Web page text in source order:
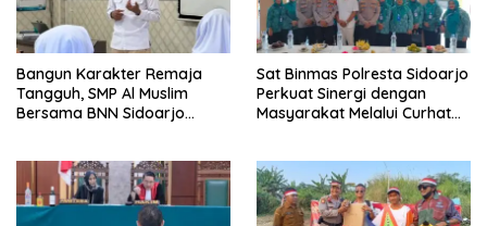
Bangun Karakter Remaja
Tangguh, SMP Al Muslim
Bersama BNN Sidoarjo
Sat Binmas Polresta Sidoarjo
Perkuat Sinergi dengan
Masyarakat Melalui Curhat